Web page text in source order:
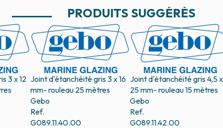
PRODUITS SUGGÉRÉS
3 x 12 Joint d'étanchéité gris 3 x 16
mm- rouleau 25 mètres
Gebo
Ref.
G089.11.40.00
Joint d'étanchéité gris 4,5 x
25 mm- rouleau 15 mètres
Gebo
Ref.
G089.11.42.00